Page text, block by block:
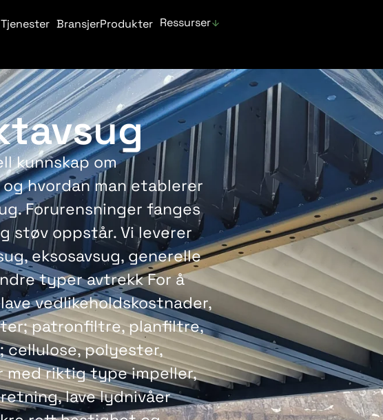
Tjenester BransjerProdukter Ressurser
kunnskap om
hvordan man etablerer
Forurensninger fanges
støv oppstår. Vi leverer
eksosavsug, generelle
typer avtrekk For å
vedlikeholdskostnader,
patronfiltre, planfiltre,
polyester,
med riktig type impeller,
lave lydnivåer